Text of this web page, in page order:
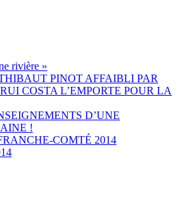
rivière »
PINOT AFFAIBLI PAR
COSTA L’EMPORTE POUR LA
D’UNE
!
COMTÉ 2014